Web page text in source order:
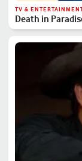
TV &
Death in